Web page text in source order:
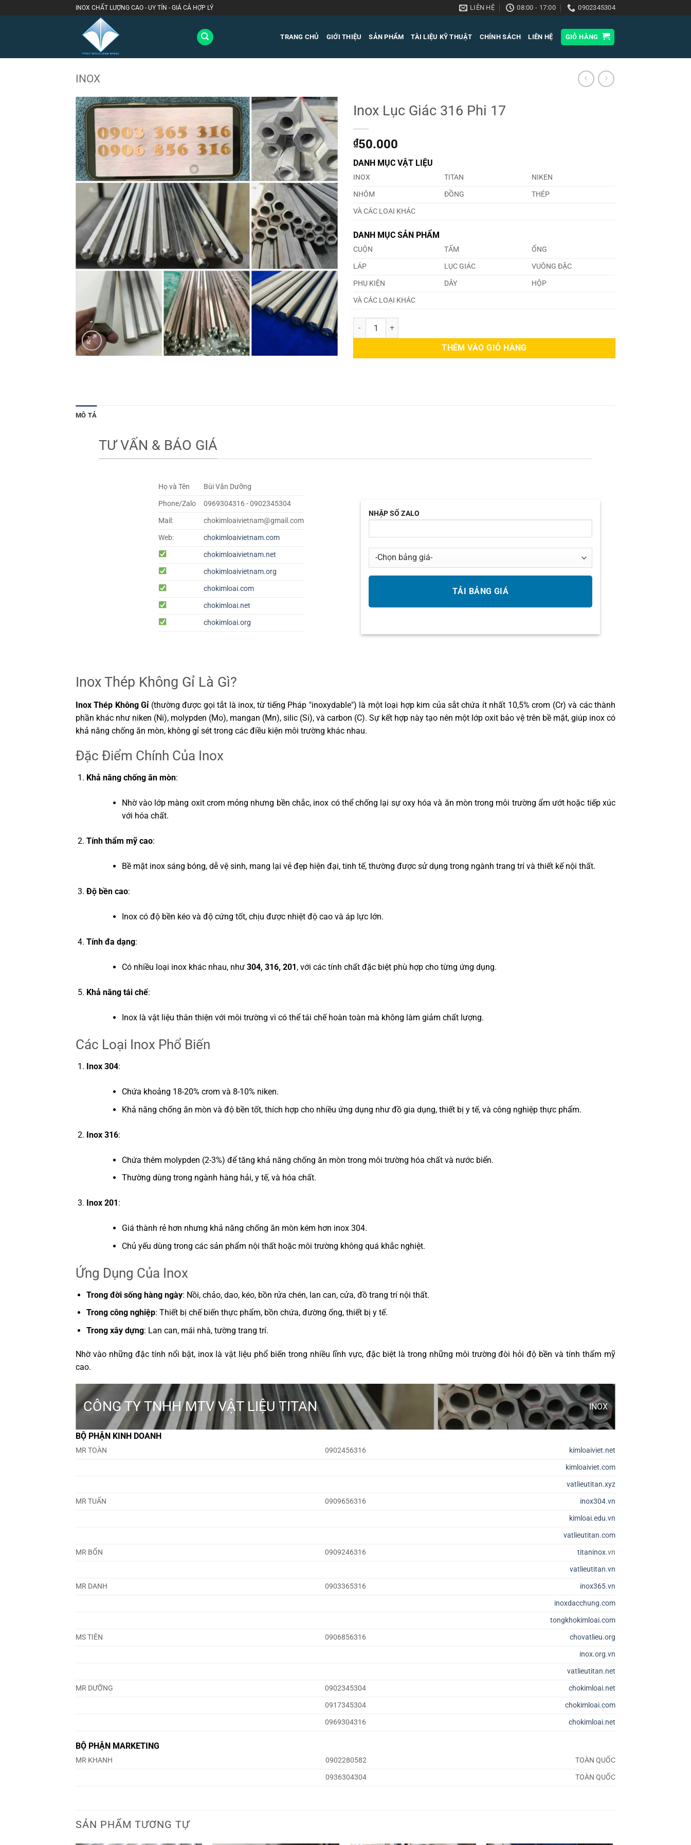
qua
INOX CHẤT LƯỢNG CAO - UY TÍN - GIÁ CẢ HỢP LÝ LIÊN HỆ 08:00 - 17:00 0902345304
TRANG CHỦ GIỚI THIỆU SẢN PHẨM TÀI LIỆU KỸ THUẬT CHÍNH SÁCH LIÊN HỆ GIỎ HÀNG
INOX
Inox Lục Giác 316 Phi 17
₫50.000
DANH MỤC VẬT LIỆU
INOX TITAN
NIKEN
NHÔM
ĐỒNG
THÉP
VÀ CÁC LOẠI KHÁC
DANH MỤC SẢN PHẨM
CUỘN TẤM
ỐNG
LÁP
LỤC GIÁC
VUÔNG ĐẶC
PHỤ KIỆN
DÂY
HỘP
VÀ CÁC LOẠI KHÁC
Inox Lục Giác 316 Phi 17 số lượng
THÊM VÀO GIỎ HÀNG
MÔ TẢ
TƯ VẤN & BÁO GIÁ
Họ và Tên
Bùi Văn Dưỡng
Phone/Zalo
0969304316 - 0902345304
Mail:
chokimloaivietnam@gmail.com
Web:
chokimloaivietnam.com
chokimloaivietnam.net
chokimloaivietnam.org
chokimloai.com
chokimloai.net
chokimloai.org
NHẬP SỐ ZALO
Inox Thép Không Gỉ Là Gì?
Inox Thép Không Gỉ(thường được gọi tắt là inox, từ tiếng Pháp "inoxydable") là một loại hợp kim của sắt chứa ít nhất 10,5% crom (Cr) và các thành
phần khác như niken (Ni), molypden (Mo), mangan (Mn), silic (Si), và carbon (C). Sự kết hợp này tạo nên một lớp oxit bảo vệ trên bề mặt, giúp inox có
khả năng chống ăn mòn, không gỉ sét trong các điều kiện môi trường khác nhau.
Đặc Điểm Chính Của Inox
Khả năng chống ăn mòn:
Nhờ vào lớp màng oxit crom mỏng nhưng bền chắc, inox có thể chống lại sự oxy hóa và ăn mòn trong môi trường ẩm ướt hoặc tiếp xúc
với hóa chất.
Tính thẩm mỹ cao:
Bề mặt inox sáng bóng, dễ vệ sinh, mang lại vẻ đẹp hiện đại, tinh tế, thường được sử dụng trong ngành trang trí và thiết kế nội thất.
Độ bền cao:
Inox có độ bền kéo và độ cứng tốt, chịu được nhiệt độ cao và áp lực lớn.
Tính đa dạng:
Có nhiều loại inox khác nhau, như 304, 316, 201 , với các tính chất đặc biệt phù hợp cho từng ứng dụng.
Khả năng tái chế:
Inox là vật liệu thân thiện với môi trường vì có thể tái chế hoàn toàn mà không làm giảm chất lượng.
Các Loại Inox Phổ Biến
Inox 304:
Chứa khoảng 18-20% crom và 8-10% niken.
Khả năng chống ăn mòn và độ bền tốt, thích hợp cho nhiều ứng dụng như đồ gia dụng, thiết bị y tế, và công nghiệp thực phẩm.
Inox 316:
Chứa thêm molypden (2-3%) để tăng khả năng chống ăn mòn trong môi trường hóa chất và nước biển.
Thường dùng trong ngành hàng hải, y tế, và hóa chất.
Inox 201 :
Giá thành rẻ hơn nhưng khả năng chống ăn mòn kém hơn inox 304.
Chủ yếu dùng trong các sản phẩm nội thất hoặc môi trường không quá khắc nghiệt.
Ứng Dụng Của Inox
Trong đời sống hàng ngày: Nồi, chảo, dao, kéo, bồn rửa chén, lan can, cửa, đồ trang trí nội thất.
Trong công nghiệp: Thiết bị chế biến thực phẩm, bồn chứa, đường ống, thiết bị y tế.
Trong xây dựng: Lan can, mái nhà, tường trang trí.
Nhờ vào những đặc tính nổi bật, inox là vật liệu phổ biến trong nhiều lĩnh vực, đặc biệt là trong những môi trường đòi hỏi độ bền và tính thẩm mỹ
cao.
CÔNG TY TNHH MTV VẬT LIỆU TITAN INOX
BỘ PHẬN KINH DOANH
MR TOÀN 0902456316
kimloaiviet.net
kimloaiviet.com
vatlieutitan.xyz
MR TUẤN
0909656316
inox304.vn
kimloai.edu.vn
vatlieutitan.com
MR BỐN
0909246316 titaninox.vn
vatlieutitan.vn
MR DANH
0903365316
inox365.vn
inoxdacchung.com
tongkhokimloai.com
MS TIÊN
0906856316
chovatlieu.org
inox.org.vn
vatlieutitan.net
MR DƯỠNG
0902345304
chokimloai.net
0917345304
chokimloai.com
0969304316
chokimloai.net
BỘ PHẬN MARKETING
MR KHANH 0902280582
TOÀN QUỐC
0936304304
TOÀN QUỐC
SẢN PHẨM TƯƠNG TỰ